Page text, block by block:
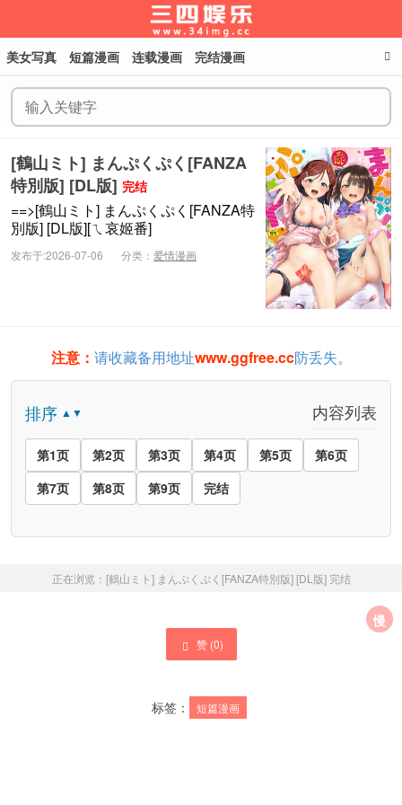
美女写真 短篇漫画 连载漫画 完结漫画
[鶴山ミト] まんぷくぷく[FANZA
特別版] [DL版] 完结
==>[鶴山ミト] まんぷくぷく[FANZA特
別版] [DL版][ㄟ哀姬番]
发布于:2026-07-06 分类： 爱情漫画
注意： 请收藏备用地址www.ggfree.cc防丢失。
排序 ▲▼ 内容列表
第1页 第2页 第3页 第4页 第5页
第6页
第7页
第8页 第9页 完结
正在浏览： [鶴山ミト] まんぷくぷく[FANZA特別版] [DL版] 完结
赞 (0)
标签： 短篇漫画
慢